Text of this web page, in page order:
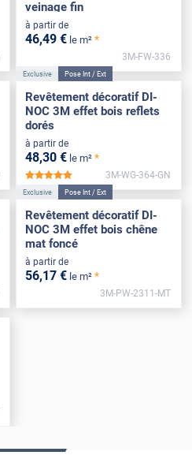
veinage fin
à partir de
46,49 € le m² *
3M-FW-336
Exclusive Pose Int / Ext
Revêtement décoratif DI-
NOC 3M effet bois reflets
dorés
à partir de
48,30 € le m² *
3M-WG-364-GN
Exclusive Pose Int / Ext
Revêtement décoratif DI-
NOC 3M effet bois chêne
mat foncé
à partir de
56,17 € le m² *
3M-PW-2311-MT